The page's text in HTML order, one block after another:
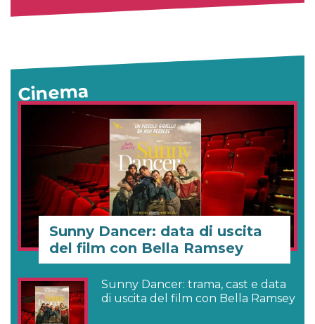
Cinema
Sunny Dancer: data di uscita
del film con Bella Ramsey
Sunny Dancer: trama, cast e data
di uscita del film con Bella Ramsey